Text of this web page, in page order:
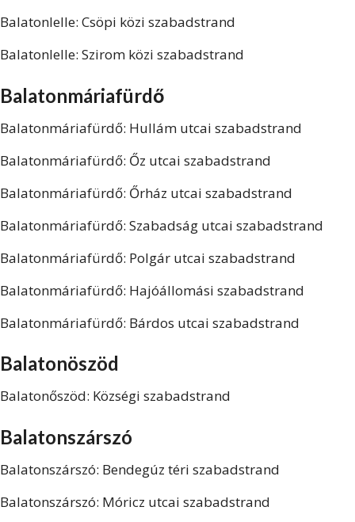
Balatonlelle: Csöpi közi szabadstrand
Balatonlelle: Szirom közi szabadstrand
Balatonmáriafürdő
Balatonmáriafürdő: Hullám utcai szabadstrand
Balatonmáriafürdő: Őz utcai szabadstrand
Balatonmáriafürdő: Őrház utcai szabadstrand
Balatonmáriafürdő: Szabadság utcai szabadstrand
Balatonmáriafürdő: Polgár utcai szabadstrand
Balatonmáriafürdő: Hajóállomási szabadstrand
Balatonmáriafürdő: Bárdos utcai szabadstrand
Balatonöszöd
Balatonőszöd: Községi szabadstrand
Balatonszárszó
Balatonszárszó: Bendegúz téri szabadstrand
Balatonszárszó: Móricz utcai szabadstrand